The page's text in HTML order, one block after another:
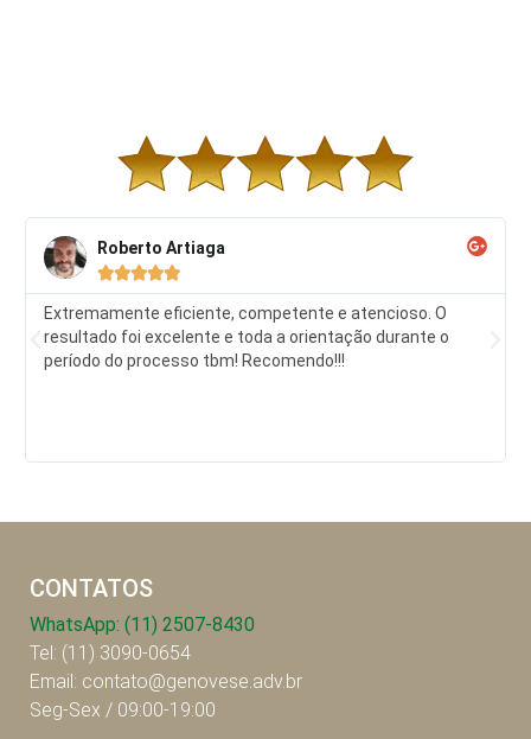
Roberto Artiaga

Extremamente eficiente, competente e atencioso. O
resultado foi excelente e toda a orientação durante o
período do processo tbm! Recomendo!!!
CONTATOS
WhatsApp: (11) 2507-8430
Tel: (11) 3090-0654
Email: contato@genovese.adv.br
Seg-Sex / 09:00-19:00